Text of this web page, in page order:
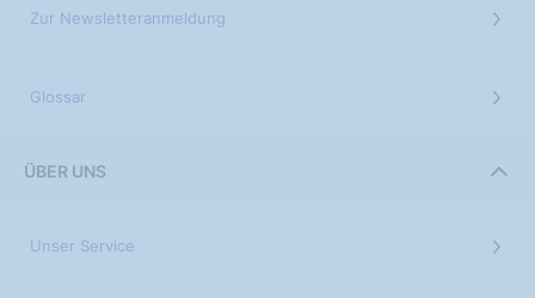
Zur Newsletteranmeldung
Glossar
ÜBER UNS
Unser Service